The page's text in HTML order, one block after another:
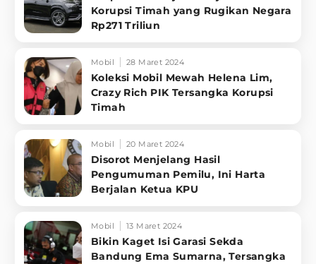
Korupsi Timah yang Rugikan Negara
Rp271 Triliun
Mobil 28 Maret 2024
Koleksi Mobil Mewah Helena Lim,
Crazy Rich PIK Tersangka Korupsi
Timah
Mobil 20 Maret 2024
Disorot Menjelang Hasil
Pengumuman Pemilu, Ini Harta
Berjalan Ketua KPU
Mobil 13 Maret 2024
Bikin Kaget Isi Garasi Sekda
Bandung Ema Sumarna, Tersangka